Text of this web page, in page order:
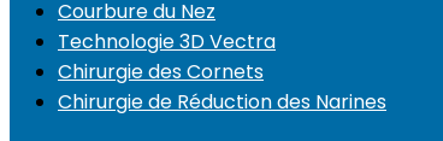
Courbure du Nez
Technologie 3D Vectra
Chirurgie des Cornets
Chirurgie de Réduction des Narines